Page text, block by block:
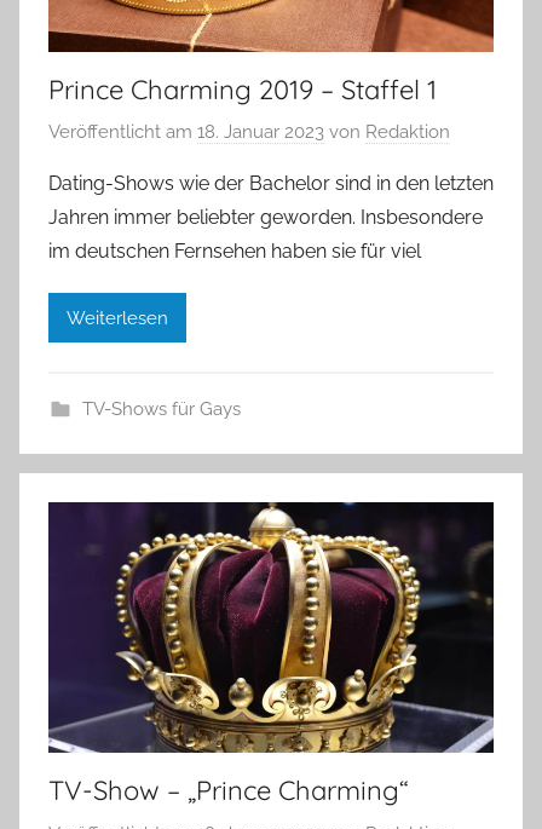
Prince Charming 2019 – Staffel 1
Veröffentlicht am 18. Januar 2023 von Redaktion
Dating-Shows wie der Bachelor sind in den letzten
Jahren immer beliebter geworden. Insbesondere
im deutschen Fernsehen haben sie für viel
Weiterlesen
TV-Shows für Gays
TV-Show – „Prince Charming“